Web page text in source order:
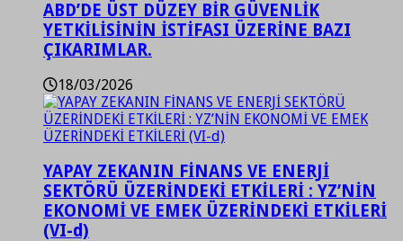
ABD’DE ÜST DÜZEY BİR GÜVENLİK
YETKİLİSİNİN İSTİFASI ÜZERİNE BAZI
ÇIKARIMLAR.
18/03/2026
YAPAY ZEKANIN FİNANS VE ENERJİ
SEKTÖRÜ ÜZERİNDEKİ ETKİLERİ : YZ’NİN
EKONOMİ VE EMEK ÜZERİNDEKİ ETKİLERİ
(VI-d)